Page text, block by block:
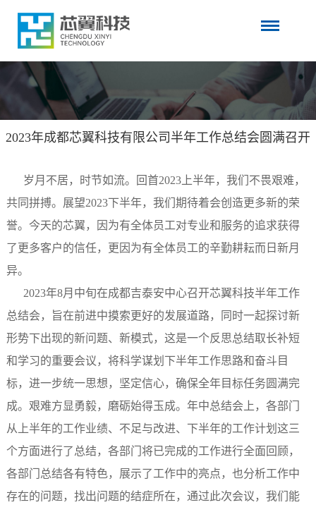
2023年成都芯翼科技有限公司半年工作总结会圆满召开
岁月不居，时节如流。回首2023上半年，我们不畏艰难，
共同拼搏。展望2023下半年，我们期待着会创造更多新的荣
誉。今天的芯翼，因为有全体员工对专业和服务的追求获得
了更多客户的信任，更因为有全体员工的辛勤耕耘而日新月
异。
2023年8月中旬在成都吉泰安中心召开芯翼科技半年工作
总结会，旨在前进中摸索更好的发展道路，同时一起探讨新
形势下出现的新问题、新模式， 这是一个反思总结取长补短
和学习的重要会议，将科学谋划下半年工作思路和奋斗目
标，进一步统一思想，坚定信心，确保全年目标任务圆满完
成。 艰难方显勇毅，磨砺始得玉成。年中总结会上，各部门
从上半年的工作业绩、不足与改进、下半年的工作计划这三
个方面进行了总结，各部门将已完成的工作进行全面回顾，
各部门总结各有特色，展示了工作中的亮点，也分析工作中
存在的问题，找出问题的结症所在，通过此次会议，我们能